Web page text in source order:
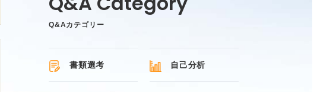
Q&Aカテゴリー
書類選考 自己分析